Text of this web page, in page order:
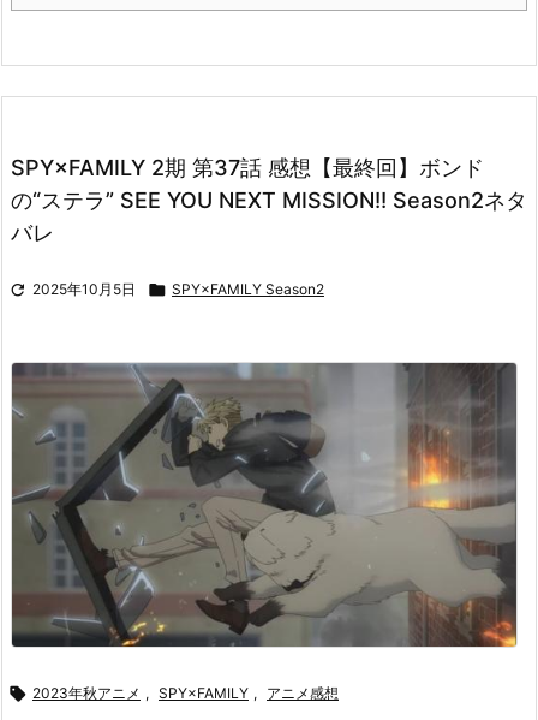
SPY×FAMILY 2期 第37話 感想【最終回】ボンド
の“ステラ” SEE YOU NEXT MISSION!! Season2ネタ
バレ
 2025年10月5日  SPY×FAMILY Season2
 2023年秋アニメ , SPY×FAMILY , アニメ感想